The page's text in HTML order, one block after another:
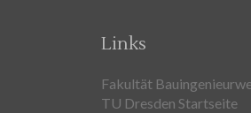
Links
Fakultät
TU Dresden Startseite